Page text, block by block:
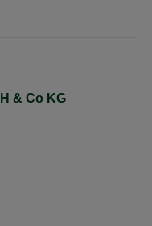
& Co KG